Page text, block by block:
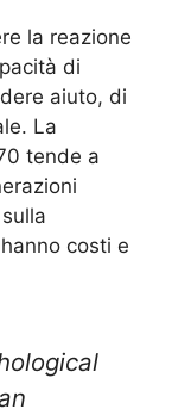
la reazione
di
aiuto, di
La
tende a
costi e